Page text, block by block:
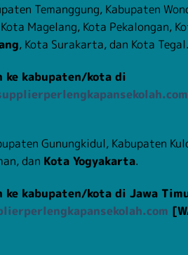
Temanggung, Kabupaten
Magelang, Kota Pekalongan,
, Kota Surakarta, dan Kota
ke kabupaten/kota di
Gunungkidul, Kabupaten
dan Kota Yogyakarta.
ke kabupaten/kota di Jawa